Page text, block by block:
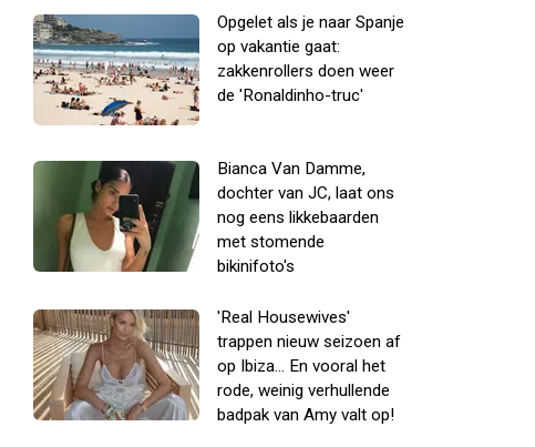
Opgelet als je naar Spanje
op vakantie gaat:
zakkenrollers doen weer
de 'Ronaldinho-truc'
Bianca Van Damme,
dochter van JC, laat ons
nog eens likkebaarden
met stomende
bikinifoto's
'Real Housewives'
trappen nieuw seizoen af
op Ibiza... En vooral het
rode, weinig verhullende
badpak van Amy valt op!